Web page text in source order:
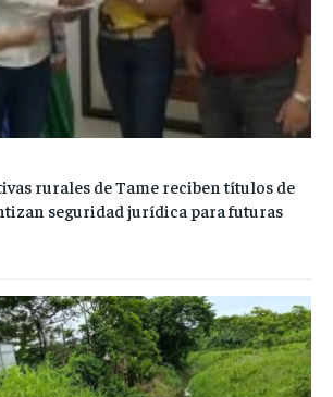
rurales de Tame reciben títulos de
seguridad jurídica para futuras